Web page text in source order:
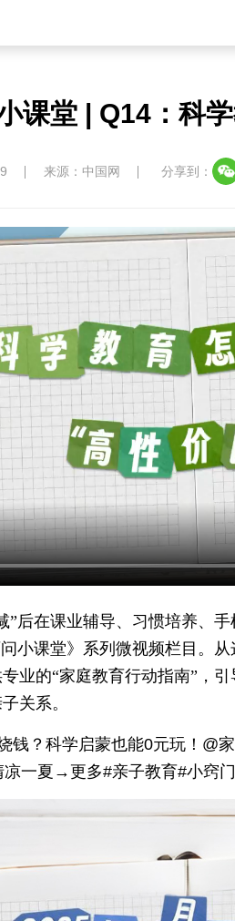
课堂 | Q14：科
来源：中国网 分享到：
”后在课业辅导、习惯培养、
小课堂》系列微视频栏目。
业的“家庭教育行动指南”，
关系。
钱？科学启蒙也能0元玩！@
一夏→更多#亲子教育#小窍